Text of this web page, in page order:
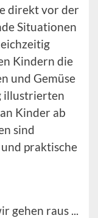
direkt vor der
Situationen
Kindern die
und Gemüse
illustrierten
Kinder ab
sind
praktische
gehen raus ...